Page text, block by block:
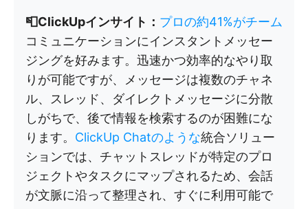
📮ClickUpインサイト： プロの約41%がチーム
コミュニケーションにインスタントメッセー
ジングを好みます。迅速かつ効率的なやり取
りが可能ですが、メッセージは複数のチャネ
ル、スレッド、ダイレクトメッセージに分散
しがちで、後で情報を検索するのが困難にな
ります。 ClickUp Chatのような統合ソリュー
ションでは、チャットスレッドが特定のプロ
ジェクトやタスクにマップされるため、会話
が文脈に沿って整理され、すぐに利用可能で